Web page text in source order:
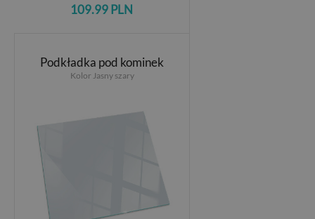
109.99 PLN
Podkładka pod kominek
Kolor Jasny szary